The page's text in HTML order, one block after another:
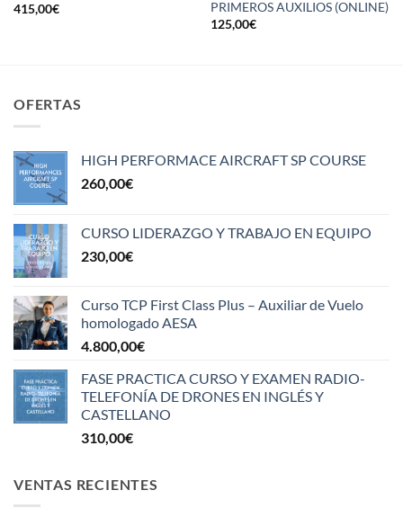
415,00€
PRIMEROS AUXILIOS (ONLINE)
125,00€
OFERTAS
HIGH PERFORMACE AIRCRAFT SP COURSE
260,00€
CURSO LIDERAZGO Y TRABAJO EN EQUIPO
230,00€
Curso TCP First Class Plus – Auxiliar de Vuelo
homologado AESA
4.800,00€
FASE PRACTICA CURSO Y EXAMEN RADIO-
TELEFONÍA DE DRONES EN INGLÉS Y
CASTELLANO
310,00€
VENTAS RECIENTES